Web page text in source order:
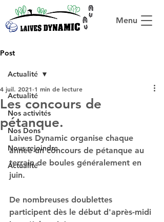
Menu
Post
Actualité
Nos activités
Nos Dons
Nous rejoindre
Actualité
Actualité
Les concours de
pétanque.
4 juil. 2021 1 min de lecture
Laives Dynamic organise chaque
année un concours de pétanque au
terrain de boules généralement en
juin.
De nombreuses doublettes
participent dès le début d'après-midi